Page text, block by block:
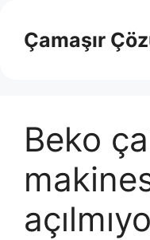
Çamaşır
Beko